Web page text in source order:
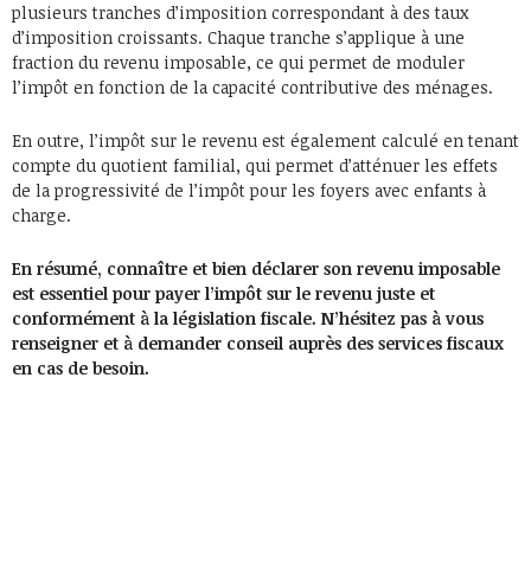
plusieurs tranches d’imposition correspondant à des taux
d’imposition croissants. Chaque tranche s’applique à une
fraction du revenu imposable, ce qui permet de moduler
l’impôt en fonction de la capacité contributive des ménages.
En outre, l’impôt sur le revenu est également calculé en tenant
compte du quotient familial, qui permet d’atténuer les effets
de la progressivité de l’impôt pour les foyers avec enfants à
charge.
En résumé, connaître et bien déclarer son revenu imposable
est essentiel pour payer l’impôt sur le revenu juste et
conformément à la législation fiscale. N’hésitez pas à vous
renseigner et à demander conseil auprès des services fiscaux
en cas de besoin.